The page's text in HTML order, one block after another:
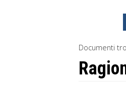
Documenti